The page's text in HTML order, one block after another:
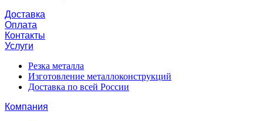
Доставка
Оплата
Контакты
Услуги
Резка металла
Изготовление металлоконструкций
Доставка по всей России
Компания